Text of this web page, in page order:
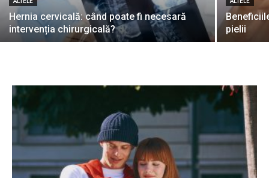
Hernia cervicală: când poate fi necesară
intervenția chirurgicală?
pielii